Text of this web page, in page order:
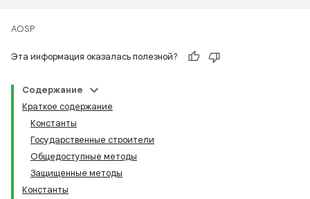
AOSP
Эта информация оказалась полезной?
Содержание
Краткое содержание
Константы
Государственные строители
Общедоступные методы
Защищенные методы
Константы